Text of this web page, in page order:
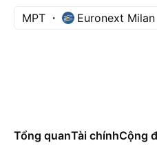
MPT Euronext Milan
Tổng quanTài chínhCộng